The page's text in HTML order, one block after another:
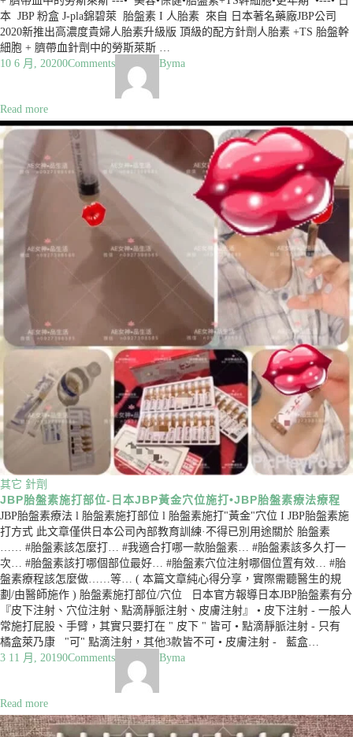
本 JBP 粉盒 J-pla錦碧萊 胎盤素 I 人胎素 來自 日本著名藥廠JBP公司
2020新推出高濃度貴婦人胎素升級版 頂級的配方針劑人胎素 +TS 胎盤幹
細胞 + 臍帶血針劑中的勞斯萊斯 …
10 6 月, 20200Comments Byma
Read more
其它 針劑
JBP胎盤素施打部位-日本JBP黃金穴位施打•JBP胎盤素療法療程
JBP胎盤素療法 l 胎盤素施打部位 l 胎盤素施打"黃金"穴位 I JBP胎盤素施
打方式 此文章僅供日本公司內部教育訓練·不得已別用途關於 胎盤素
…… #胎盤素該怎麼打… #我適合打哪一款胎盤素… #胎盤素該多久打一
次… #胎盤素該打哪個部位最好… #胎盤素穴位注射哪個位置有效… #胎
盤素療程該怎麼做……等… ( 本篇文章純心得分享，實際需聽醫生的規
劃/由醫師施作 ) 胎盤素施打部位/穴位 日本官方報導日本JBP胎盤素有分
『皮下注射、穴位注射、點滴靜脈注射、皮膚注射』 • 皮下注射 - 一般人
常施打屁股、手臂，其實只要打在 " 皮下 " 皆可 • 點滴靜脈注射 - 只有
橘盒萊乃康 "可" 點滴注射，其他3款皆不可 • 皮膚注射 - 藍盒…
3 11 月, 20190Comments Byma
Read more